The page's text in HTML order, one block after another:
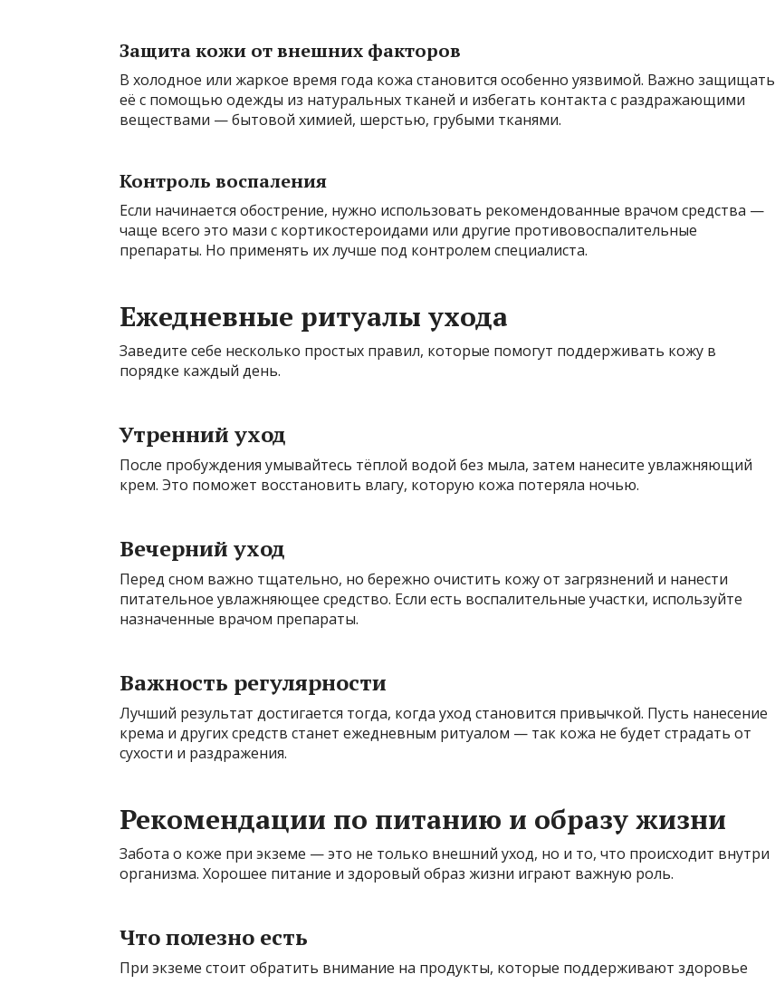
Защита кожи от внешних факторов
В холодное или жаркое время года кожа становится особенно уязвимой. Важно защищать
её с помощью одежды из натуральных тканей и избегать контакта с раздражающими
веществами — бытовой химией, шерстью, грубыми тканями.
Контроль воспаления
Если начинается обострение, нужно использовать рекомендованные врачом средства —
чаще всего это мази с кортикостероидами или другие противовоспалительные
препараты. Но применять их лучше под контролем специалиста.
Ежедневные ритуалы ухода
Заведите себе несколько простых правил, которые помогут поддерживать кожу в
порядке каждый день.
Утренний уход
После пробуждения умывайтесь тёплой водой без мыла, затем нанесите увлажняющий
крем. Это поможет восстановить влагу, которую кожа потеряла ночью.
Вечерний уход
Перед сном важно тщательно, но бережно очистить кожу от загрязнений и нанести
питательное увлажняющее средство. Если есть воспалительные участки, используйте
назначенные врачом препараты.
Важность регулярности
Лучший результат достигается тогда, когда уход становится привычкой. Пусть нанесение
крема и других средств станет ежедневным ритуалом — так кожа не будет страдать от
сухости и раздражения.
Рекомендации по питанию и образу жизни
Забота о коже при экземе — это не только внешний уход, но и то, что происходит внутри
организма. Хорошее питание и здоровый образ жизни играют важную роль.
Что полезно есть
При экземе стоит обратить внимание на продукты, которые поддерживают здоровье